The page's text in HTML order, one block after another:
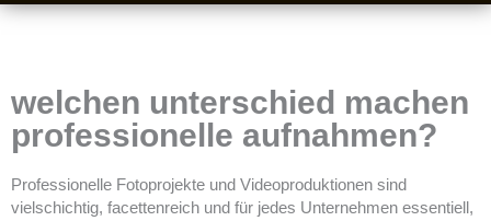
welchen unterschied machen
professionelle aufnahmen?
Professionelle Fotoprojekte und Videoproduktionen sind
vielschichtig, facettenreich und für jedes Unternehmen essentiell,